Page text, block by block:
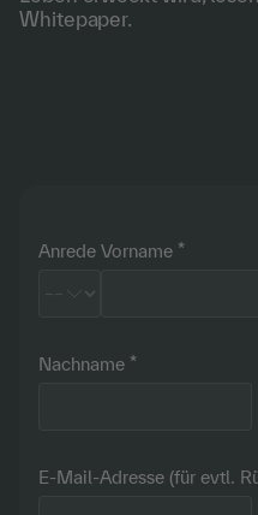
Whitepaper.
Anrede Vorname
Nachname
E-Mail-Adresse (für evtl.